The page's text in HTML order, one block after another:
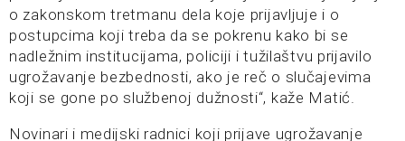
o zakonskom tretmanu dela koje prijavljuje i o
postupcima koji treba da se pokrenu kako bi se
nadležnim institucijama, policiji i tužilaštvu prijavilo
ugrožavanje bezbednosti, ako je reč o slučajevima
koji se gone po službenoj dužnosti“, kaže Matić.
Novinari i medijski radnici koji prijave ugrožavanje